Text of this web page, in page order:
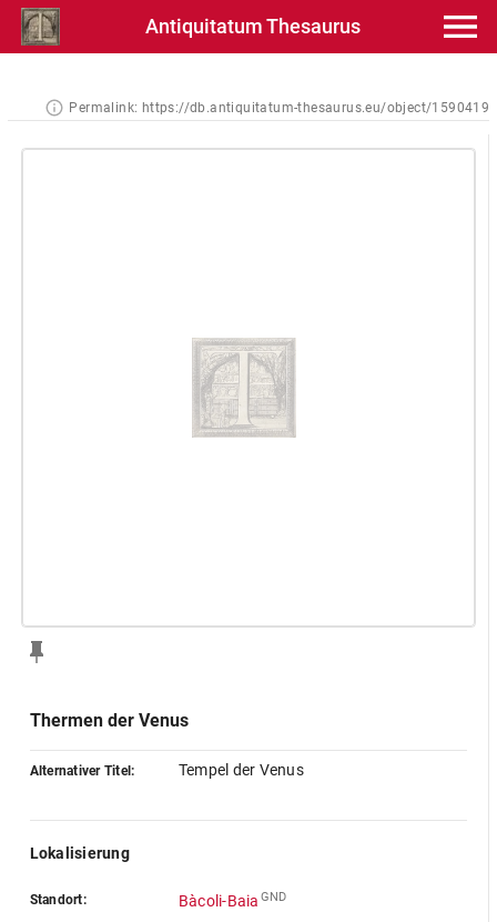
Antiquitatum Thesaurus
Permalink: https://db.antiquitatum-thesaurus.eu/object/1590419
Thermen der Venus
Alternativer Titel: Tempel der Venus
Lokalisierung
Standort: Bàcoli-Baia GND